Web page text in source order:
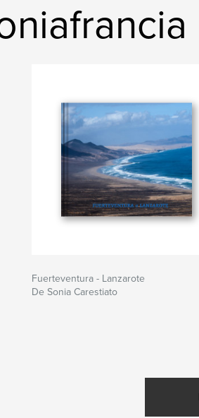
Fuerteventura - Lanzarote
De Sonia Carestiato